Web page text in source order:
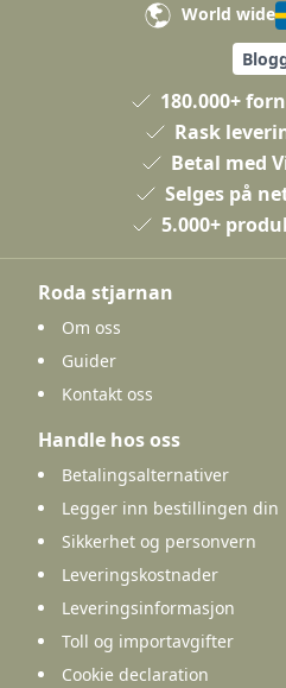
World wide
180.000+
Rask
Betal med
Selges på
5.000+
Roda stjarnan
Om oss
Guider
Kontakt oss
Handle hos oss
Betalingsalternativer
Legger inn bestillingen din
Sikkerhet og personvern
Leveringskostnader
Leveringsinformasjon
Toll og importavgifter
Cookie declaration